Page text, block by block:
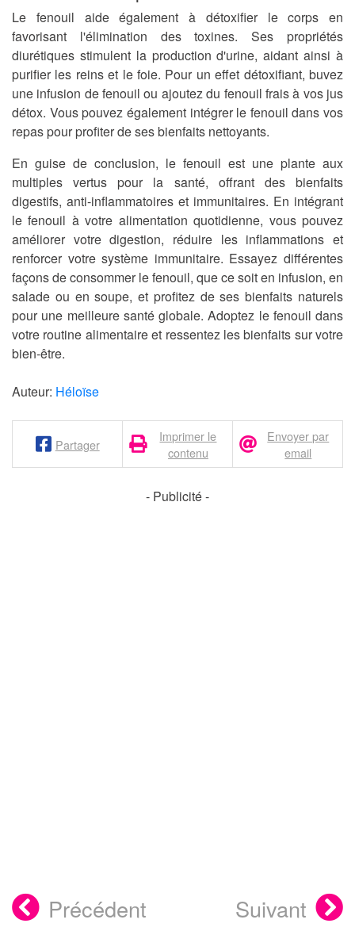
Le fenouil aide également à détoxifier le corps en
favorisant l'élimination des toxines. Ses propriétés
diurétiques stimulent la production d'urine, aidant ainsi à
purifier les reins et le foie. Pour un effet détoxifiant, buvez
une infusion de fenouil ou ajoutez du fenouil frais à vos jus
détox. Vous pouvez également intégrer le fenouil dans vos
repas pour profiter de ses bienfaits nettoyants.
En guise de conclusion, le fenouil est une plante aux
multiples vertus pour la santé, offrant des bienfaits
digestifs, anti-inflammatoires et immunitaires. En intégrant
le fenouil à votre alimentation quotidienne, vous pouvez
améliorer votre digestion, réduire les inflammations et
renforcer votre système immunitaire. Essayez différentes
façons de consommer le fenouil, que ce soit en infusion, en
salade ou en soupe, et profitez de ses bienfaits naturels
pour une meilleure santé globale. Adoptez le fenouil dans
votre routine alimentaire et ressentez les bienfaits sur votre
bien-être.
Auteur: Héloïse
Partager
Imprimer le
contenu
Envoyer par
email
- Publicité -
Précédent Suivant